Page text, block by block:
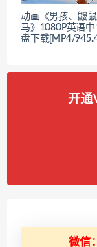
动画《男孩、鼹
马》1080P英语中
盘下载[MP4/
开通
微信